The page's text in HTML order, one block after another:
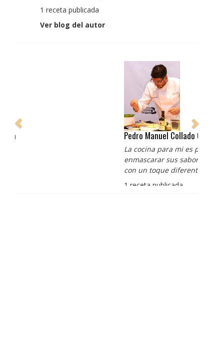
1 receta publicada
Ver blog del autor
Pedro Manuel Collado Cruz
La cocina para mi es producto bien tratado sin
enmascarar sus sabores, cocina de verdad de antaño